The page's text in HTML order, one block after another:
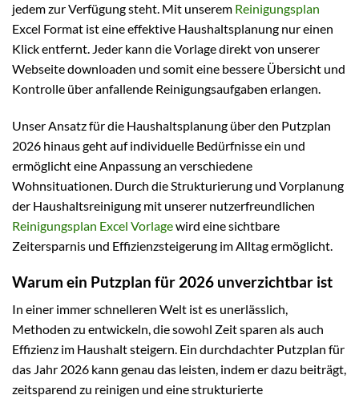
jedem zur Verfügung steht. Mit unserem Reinigungsplan
Excel Format ist eine effektive Haushaltsplanung nur einen
Klick entfernt. Jeder kann die Vorlage direkt von unserer
Webseite downloaden und somit eine bessere Übersicht und
Kontrolle über anfallende Reinigungsaufgaben erlangen.
Unser Ansatz für die Haushaltsplanung über den Putzplan
2026 hinaus geht auf individuelle Bedürfnisse ein und
ermöglicht eine Anpassung an verschiedene
Wohnsituationen. Durch die Strukturierung und Vorplanung
der Haushaltsreinigung mit unserer nutzerfreundlichen
Reinigungsplan Excel Vorlagewird eine sichtbare
Zeitersparnis und Effizienzsteigerung im Alltag ermöglicht.
Warum ein Putzplan für 2026 unverzichtbar ist
In einer immer schnelleren Welt ist es unerlässlich,
Methoden zu entwickeln, die sowohl Zeit sparen als auch
Effizienz im Haushalt steigern. Ein durchdachter Putzplan für
das Jahr 2026 kann genau das leisten, indem er dazu beiträgt,
zeitsparend zu reinigen und eine strukturierte